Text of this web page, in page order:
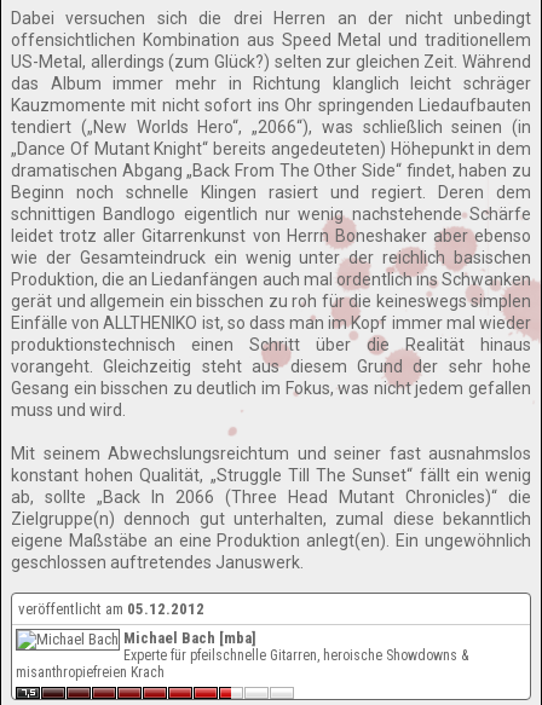
Dabei versuchen sich die drei Herren an der nicht unbedingt
offensichtlichen Kombination aus Speed Metal und traditionellem
US-Metal, allerdings (zum Glück?) selten zur gleichen Zeit. Während
das Album immer mehr in Richtung klanglich leicht schräger
Kauzmomente mit nicht sofort ins Ohr springenden Liedaufbauten
tendiert („New Worlds Hero“, „2066“), was schließlich seinen (in
„Dance Of Mutant Knight“ bereits angedeuteten) Höhepunkt in dem
dramatischen Abgang „Back From The Other Side“ findet, haben zu
Beginn noch schnelle Klingen rasiert und regiert. Deren dem
schnittigen Bandlogo eigentlich nur wenig nachstehende Schärfe
leidet trotz aller Gitarrenkunst von Herrn Boneshaker aber ebenso
wie der Gesamteindruck ein wenig unter der reichlich basischen
Produktion, die an Liedanfängen auch mal ordentlich ins Schwanken
gerät und allgemein ein bisschen zu roh für die keineswegs simplen
Einfälle von ALLTHENIKO ist, so dass man im Kopf immer mal wieder
produktionstechnisch einen Schritt über die Realität hinaus
vorangeht. Gleichzeitig steht aus diesem Grund der sehr hohe
Gesang ein bisschen zu deutlich im Fokus, was nicht jedem gefallen
muss und wird.
Mit seinem Abwechslungsreichtum und seiner fast ausnahmslos
konstant hohen Qualität, „Struggle Till The Sunset“ fällt ein wenig
ab, sollte „Back In 2066 (Three Head Mutant Chronicles)“ die
Zielgruppe(n) dennoch gut unterhalten, zumal diese bekanntlich
eigene Maßstäbe an eine Produktion anlegt(en). Ein ungewöhnlich
geschlossen auftretendes Januswerk.
veröffentlicht am 05.12.2012
Michael Bach [mba]
Experte für pfeilschnelle Gitarren, heroische Showdowns &
misanthropiefreien Krach